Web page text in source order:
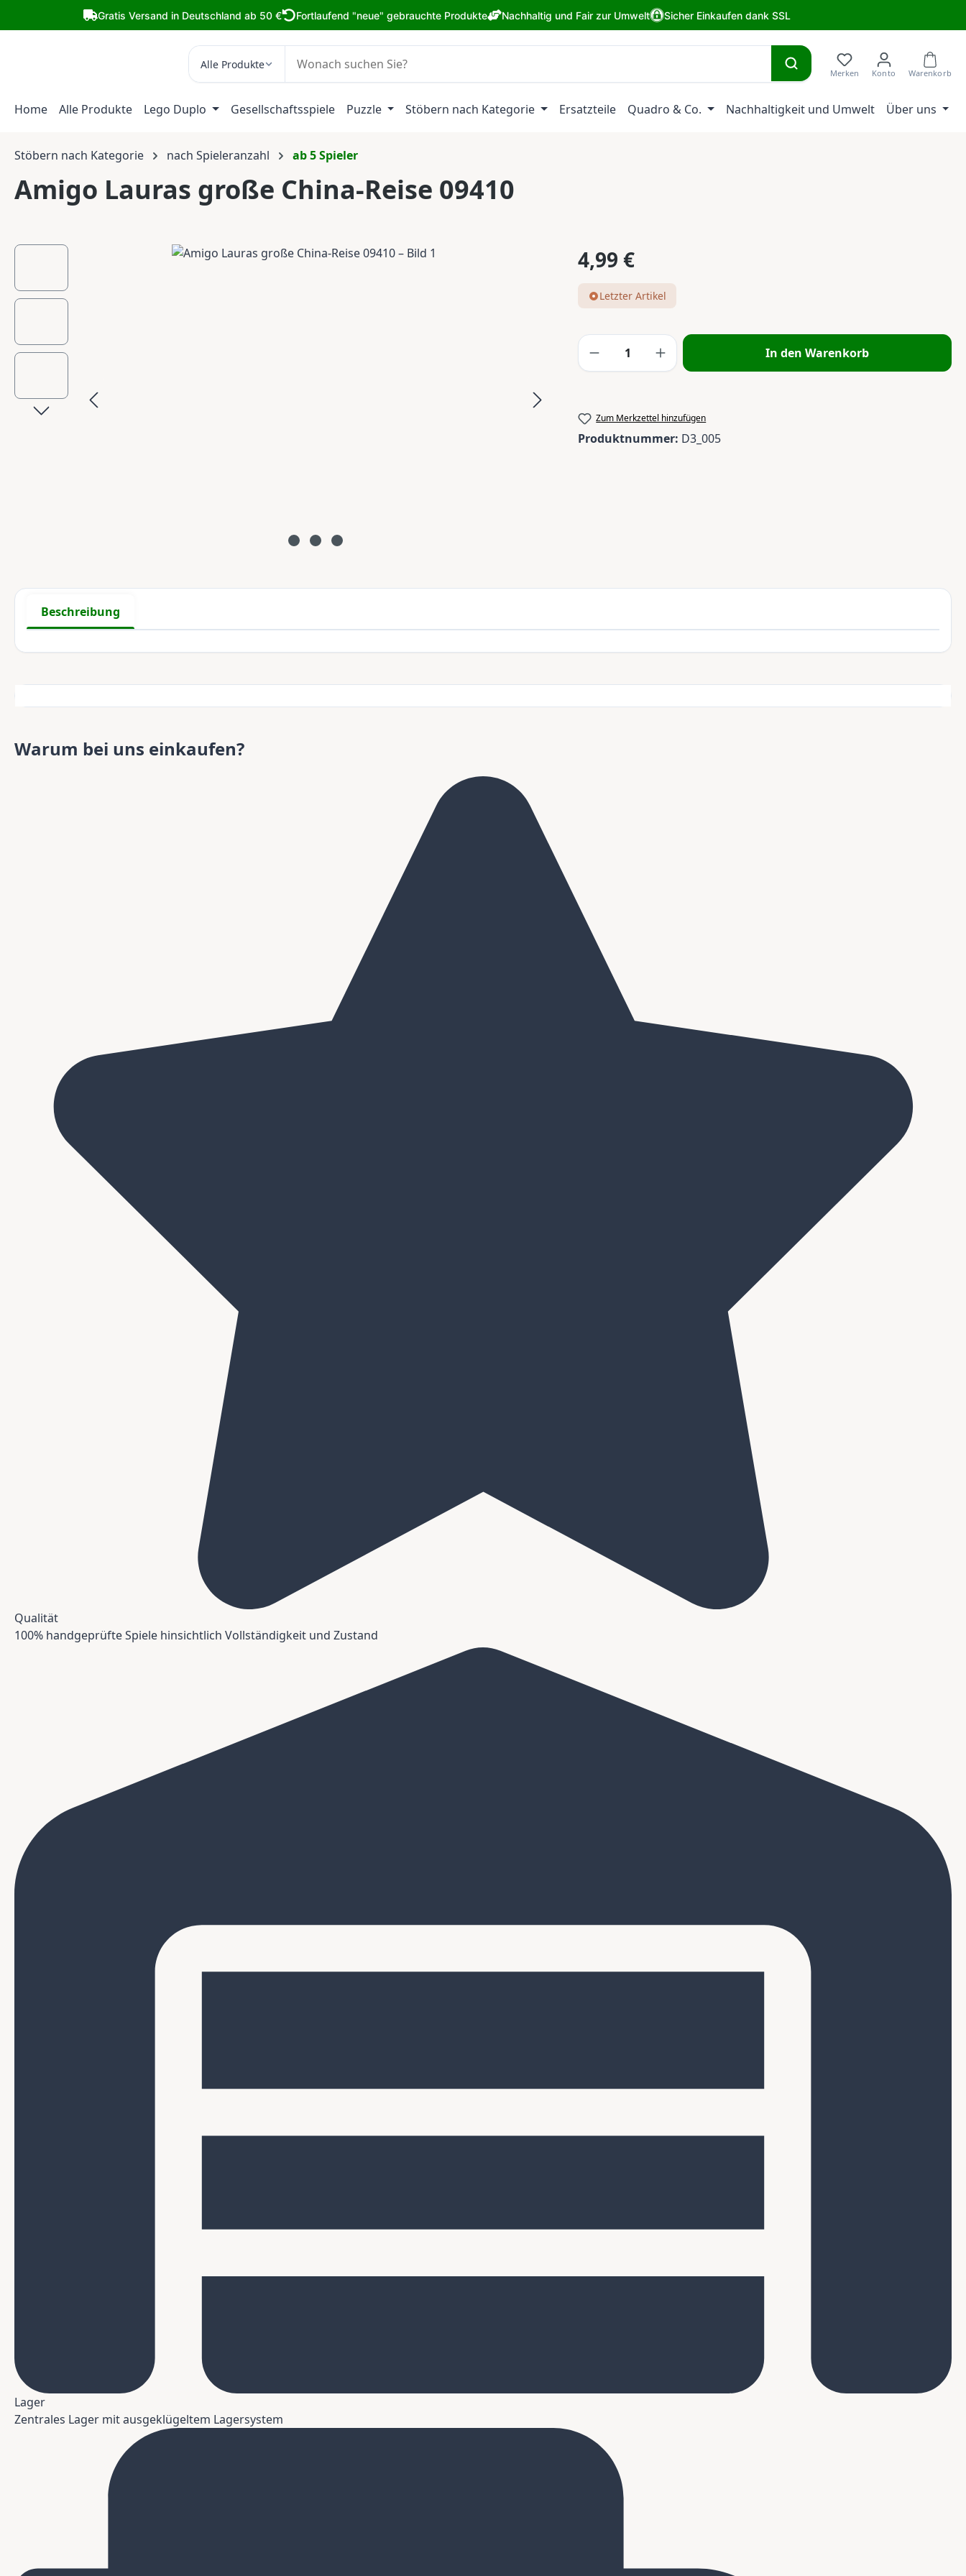
Hauptinhalt springen
Zur Suche springen
Zur Hauptnavigation springen
Gratis Versand in Deutschland ab 50 € Fortlaufend "neue" gebrauchte Produkte Nachhaltig und Fair zur Umwelt Sicher Einkaufen dank SSL
Alle Produkte
Home Alle Produkte Lego Duplo Gesellschaftsspiele Puzzle Stöbern nach Kategorie Ersatzteile Quadro & Co. Nachhaltigkeit und Umwelt Über uns
Stöbern nach Kategorie nach Spieleranzahl ab 5 Spieler
Amigo Lauras große China-Reise 09410
Bildergalerie überspringen Regulärer Preis:
4,99 €
Letzter Artikel
Produkt Anzahl: Gib den gewünschten Wert
In den Warenkorb
Zum Merkzettel hinzufügen
Produktnummer: D3_005
Beschreibung
Warum bei uns einkaufen?
Qualität
100% handgeprüfte Spiele hinsichtlich Vollständigkeit und Zustand
Lager
Zentrales Lager mit ausgeklügeltem Lagersystem